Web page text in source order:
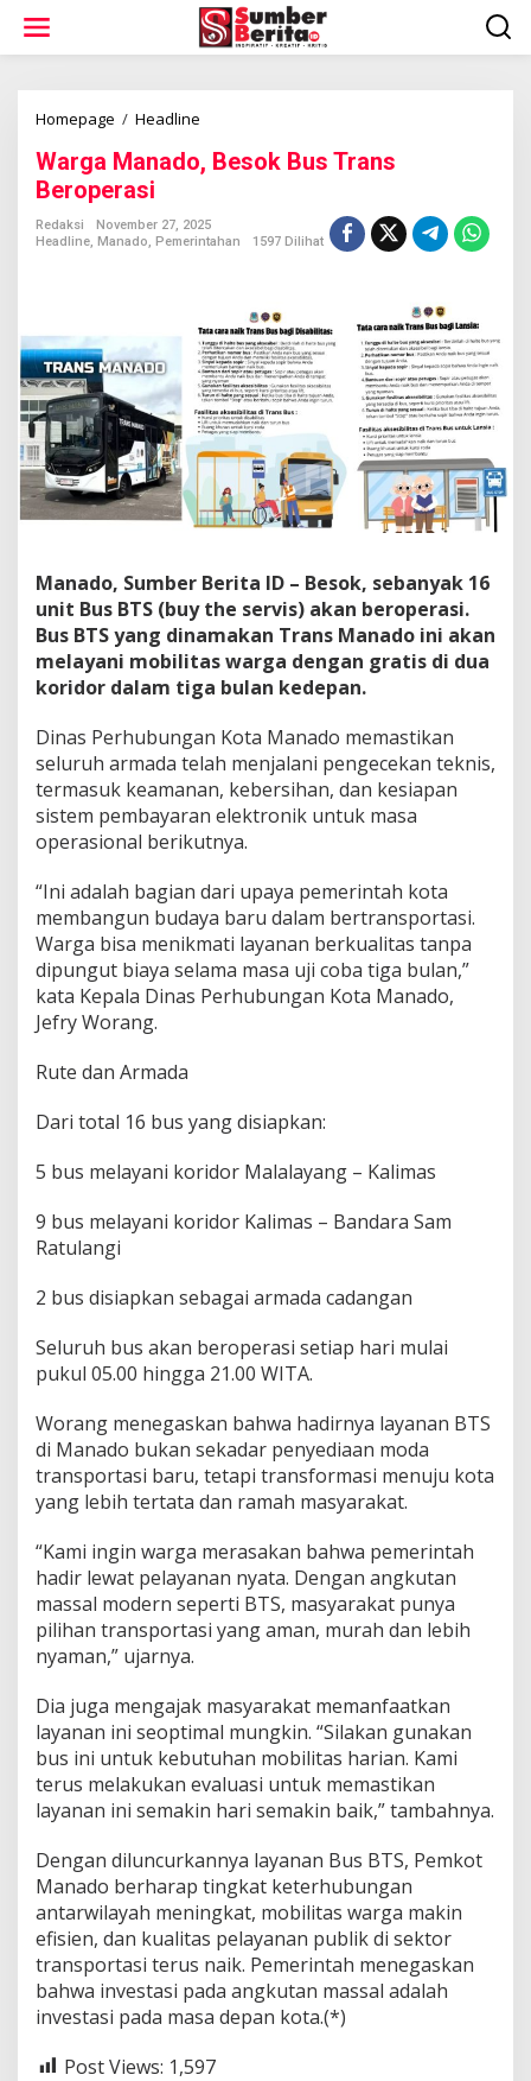
w
Homepage / Headline
M
a
o
,
B
e
s
o
k
s
a
n
s
B
e
r
p
e
r
a
s
i
Warga Manado, Besok Bus Trans
Beroperasi
Redaksi
November 27, 2025
Headline, Manado, Pemerintahan 1597 Dilihat
Manado, Sumber Berita ID – Besok, sebanyak 16
unit Bus BTS (buy the servis) akan beroperasi.
Bus BTS yang dinamakan Trans Manado ini akan
melayani mobilitas warga dengan gratis di dua
koridor dalam tiga bulan kedepan.
Dinas Perhubungan Kota Manado memastikan
seluruh armada telah menjalani pengecekan teknis,
termasuk keamanan, kebersihan, dan kesiapan
sistem pembayaran elektronik untuk masa
operasional berikutnya.
“Ini adalah bagian dari upaya pemerintah kota
membangun budaya baru dalam bertransportasi.
Warga bisa menikmati layanan berkualitas tanpa
dipungut biaya selama masa uji coba tiga bulan,”
kata Kepala Dinas Perhubungan Kota Manado,
Jefry Worang.
Rute dan Armada
Dari total 16 bus yang disiapkan:
5 bus melayani koridor Malalayang – Kalimas
9 bus melayani koridor Kalimas – Bandara Sam
Ratulangi
2 bus disiapkan sebagai armada cadangan
Seluruh bus akan beroperasi setiap hari mulai
pukul 05.00 hingga 21.00 WITA.
Worang menegaskan bahwa hadirnya layanan BTS
di Manado bukan sekadar penyediaan moda
transportasi baru, tetapi transformasi menuju kota
yang lebih tertata dan ramah masyarakat.
“Kami ingin warga merasakan bahwa pemerintah
hadir lewat pelayanan nyata. Dengan angkutan
massal modern seperti BTS, masyarakat punya
pilihan transportasi yang aman, murah dan lebih
nyaman,” ujarnya.
Dia juga mengajak masyarakat memanfaatkan
layanan ini seoptimal mungkin. “Silakan gunakan
bus ini untuk kebutuhan mobilitas harian. Kami
terus melakukan evaluasi untuk memastikan
layanan ini semakin hari semakin baik,” tambahnya.
Dengan diluncurkannya layanan Bus BTS, Pemkot
Manado berharap tingkat keterhubungan
antarwilayah meningkat, mobilitas warga makin
efisien, dan kualitas pelayanan publik di sektor
transportasi terus naik. Pemerintah menegaskan
bahwa investasi pada angkutan massal adalah
investasi pada masa depan kota.(*)
Post Views: 1,597